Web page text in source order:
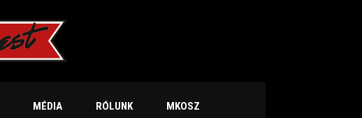
MÉDIA RÓLUNK MKOSZ